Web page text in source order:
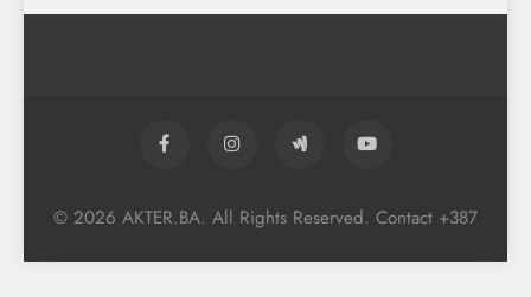
© 2026 AKTER.BA. All Rights Reserved. Contact +387